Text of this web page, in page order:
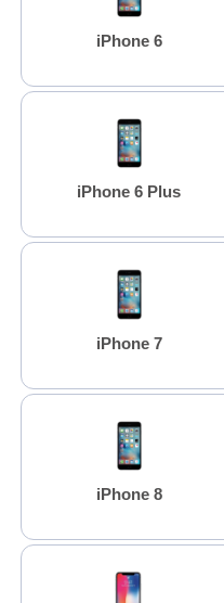
iPhone 6
iPhone 6 Plus
iPhone 7
iPhone 8